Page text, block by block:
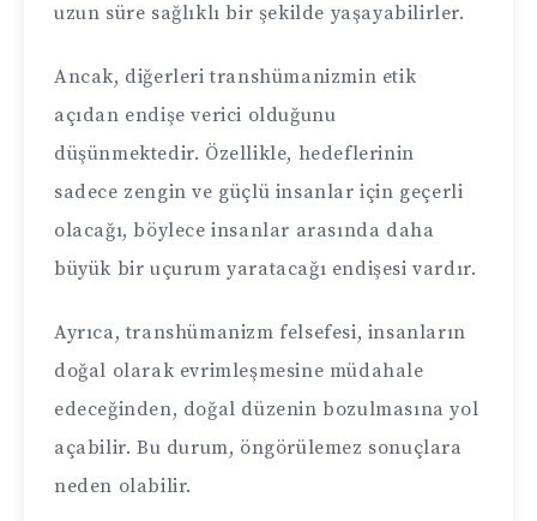
uzun süre sağlıklı bir şekilde yaşayabilirler.
Ancak, diğerleri transhümanizmin etik
açıdan endişe verici olduğunu
düşünmektedir. Özellikle, hedeflerinin
sadece zengin ve güçlü insanlar için geçerli
olacağı, böylece insanlar arasında daha
büyük bir uçurum yaratacağı endişesi vardır.
Ayrıca, transhümanizm felsefesi, insanların
doğal olarak evrimleşmesine müdahale
edeceğinden, doğal düzenin bozulmasına yol
açabilir. Bu durum, öngörülemez sonuçlara
neden olabilir.